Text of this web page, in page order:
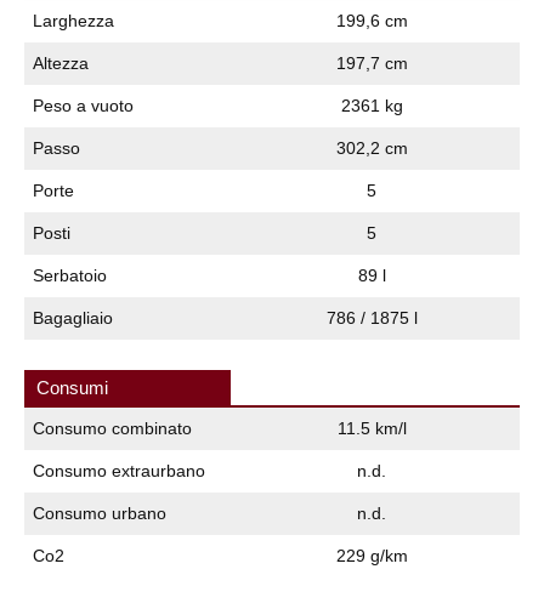
Larghezza 199,6 cm
Altezza 197,7 cm
Peso a vuoto 2361 kg
Passo 302,2 cm
Porte 5
Posti 5
Serbatoio 89 l
Bagagliaio 786 / 1875 l
Consumi
Consumo combinato 11.5 km/l
Consumo extraurbano n.d.
Consumo urbano n.d.
Co2 229 g/km